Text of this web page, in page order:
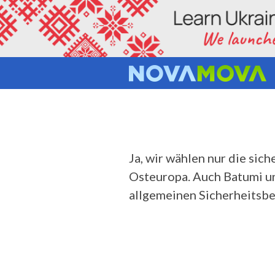
IST ES
Ja, wir wählen nur die
Osteuropa. Auch Batumi
allgemeinen